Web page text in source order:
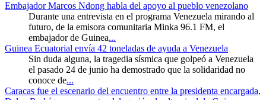
Embajador Marcos Ndong habla del apoyo al pueblo venezolano
Durante una entrevista en el programa Venezuela mirando al
futuro, de la emisora comunitaria Minka 96.1 FM, el
embajador de Guinea...
Guinea Ecuatorial envía 42 toneladas de ayuda a Venezuela
Sin duda alguna, la tragedia sísmica que golpeó a Venezuela
el pasado 24 de junio ha demostrado que la solidaridad no
conoce de...
Caracas fue el escenario del encuentro entre la presidenta encargada,